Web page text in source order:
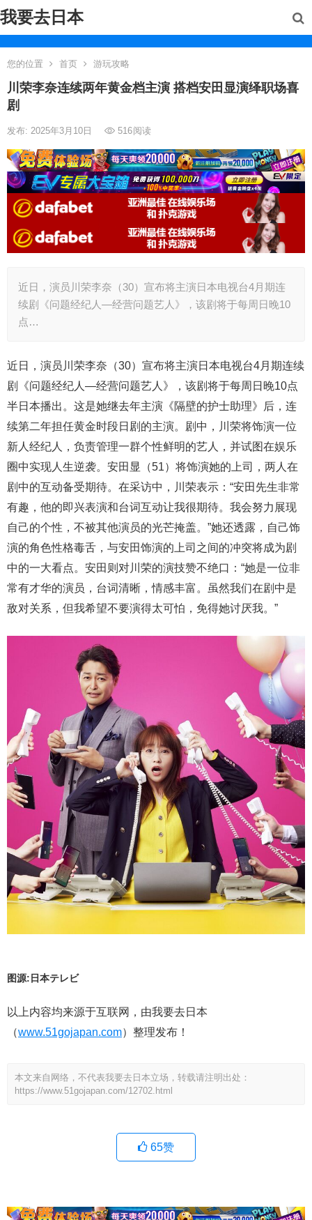
我要去日本
您的位置 首页 游玩攻略
川荣李奈连续两年黄金档主演 搭档安田显演绎职场喜
剧
发布: 2025年3月10日 516阅读
近日，演员川荣李奈（30）宣布将主演日本电视台4月期连
续剧《问题经纪人—经营问题艺人》，该剧将于每周日晚10
点…
近日，演员川荣李奈（30）宣布将主演日本电视台4月期连续
剧《问题经纪人—经营问题艺人》，该剧将于每周日晚10点
半日本播出。这是她继去年主演《隔壁的护士助理》后，连
续第二年担任黄金时段日剧的主演。剧中，川荣将饰演一位
新人经纪人，负责管理一群个性鲜明的艺人，并试图在娱乐
圈中实现人生逆袭。安田显（51）将饰演她的上司，两人在
剧中的互动备受期待。在采访中，川荣表示：“安田先生非常
有趣，他的即兴表演和台词互动让我很期待。我会努力展现
自己的个性，不被其他演员的光芒掩盖。”她还透露，自己饰
演的角色性格毒舌，与安田饰演的上司之间的冲突将成为剧
中的一大看点。安田则对川荣的演技赞不绝口：“她是一位非
常有才华的演员，台词清晰，情感丰富。虽然我们在剧中是
敌对关系，但我希望不要演得太可怕，免得她讨厌我。”
图源:日本テレビ
以上内容均来源于互联网，由我要去日本
（www.51gojapan.com）整理发布！
本文来自网络，不代表我要去日本立场，转载请注明出处：
https://www.51gojapan.com/12702.html
65赞